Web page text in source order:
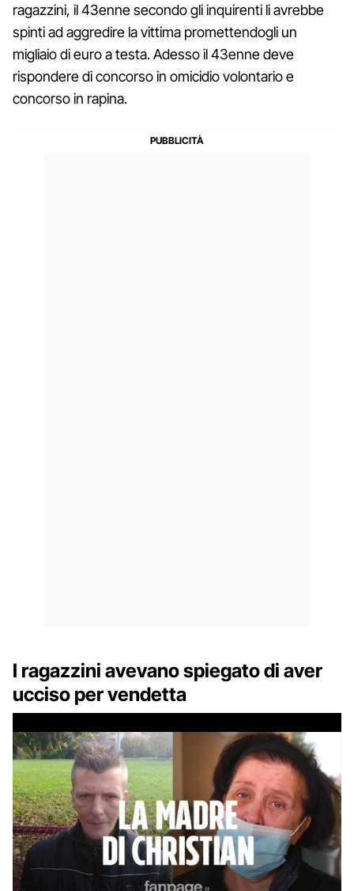
ragazzini, il 43enne secondo gli inquirenti li avrebbe
spinti ad aggredire la vittima promettendogli un
migliaio di euro a testa. Adesso il 43enne deve
rispondere di concorso in omicidio volontario e
concorso in rapina.
I ragazzini avevano spiegato di aver
ucciso per vendetta